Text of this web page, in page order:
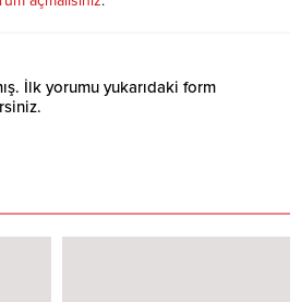
İlk yorumu yukarıdaki form